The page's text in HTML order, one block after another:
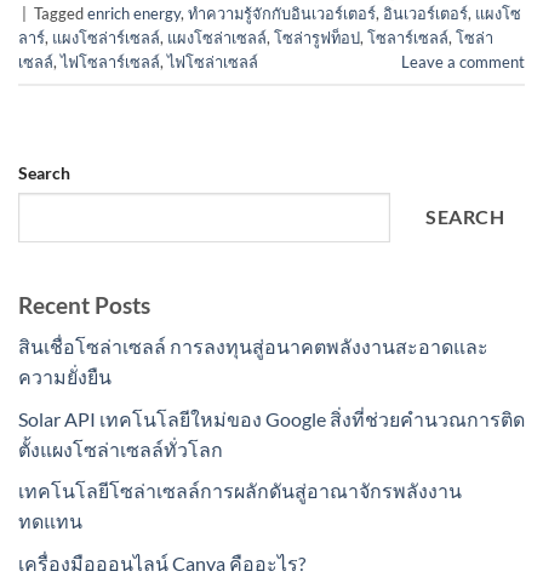
Taggedenrich energy, ทำความรู้จักกับอินเวอร์เตอร์, อินเวอร์เตอร์, แผงโซ
ลาร์, แผงโซล่าร์เซลล์, แผงโซล่าเซลล์, โซล่ารูฟท็อป, โซลาร์เซลล์, โซล่า
เซลล์,ไฟโซลาร์เซลล์,ไฟโซล่าเซลล์ Leave a comment
Search
SEARCH
Recent Posts
สินเชื่อโซล่าเซลล์ การลงทุนสู่อนาคตพลังงานสะอาดและ
ความยั่งยืน
Solar API เทคโนโลยีใหม่ของ Google สิ่งที่ช่วยคำนวณการติด
ตั้งแผงโซล่าเซลล์ทั่วโลก
เทคโนโลยีโซล่าเซลล์การผลักดันสู่อาณาจักรพลังงาน
ทดแทน
เครื่องมือออนไลน์ Canva คืออะไร?